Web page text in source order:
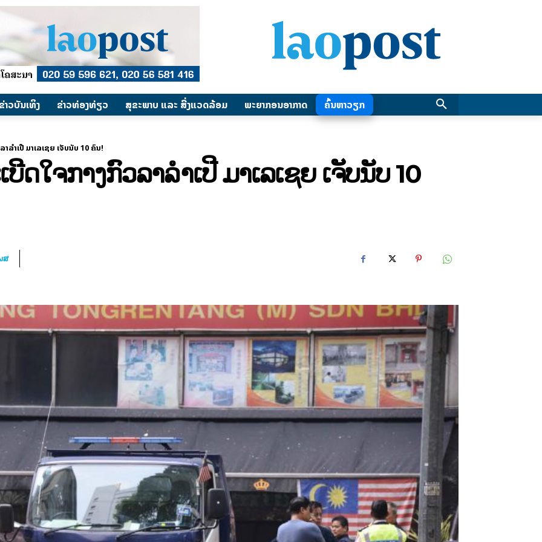
າວບັນເທິງ ​ຂ່າວທ່ອງທ່ຽວ ສຸຂະພາບ ແລະ ສີ່ງແວດລ້ອມ ພະຍາກອນອາກາດ ຄົ້ນຫາວຽກ
ລຳເປີ ມາເລເຊຍ ເຈັບນັບ 10 ຄົນ!
ດໃຈກາງກົວລາລຳເປີ ມາເລເຊຍ ເຈັບນັບ 10
ສ